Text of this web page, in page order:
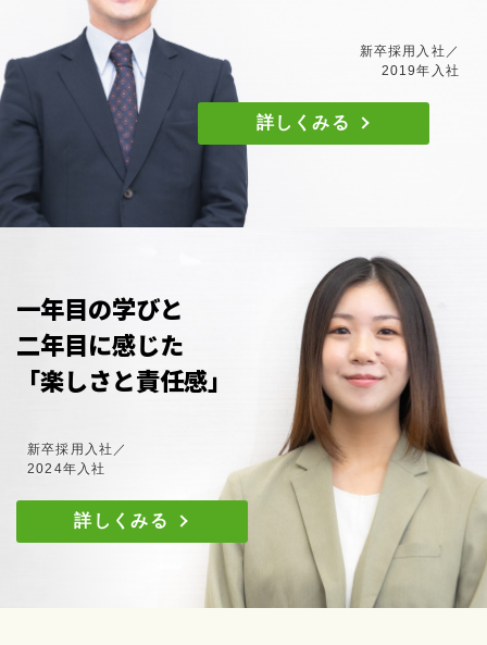
新卒採用入社／
2019年入社
詳しくみる
一年目の学びと
二年目に感じた
「楽しさと責任感」
新卒採用入社／
2024年入社
詳しくみる